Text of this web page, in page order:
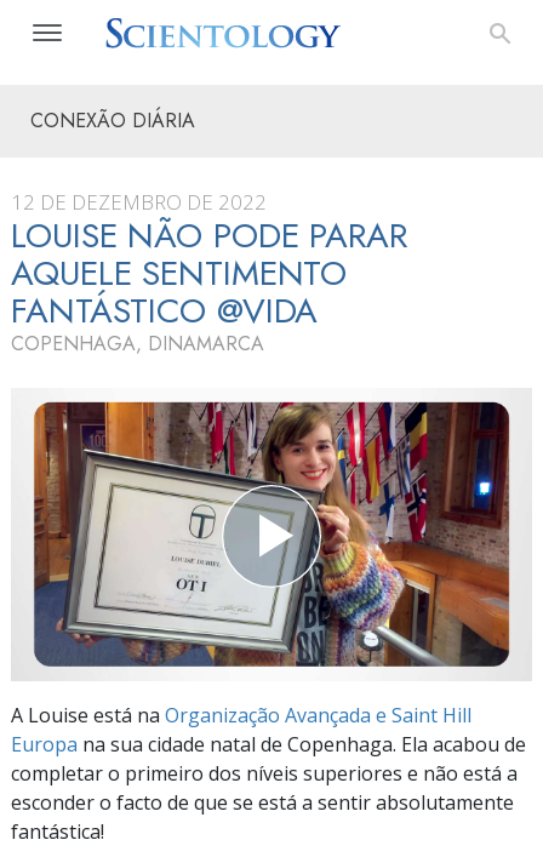
CONEXÃO DIÁRIA
12 DE DEZEMBRO DE 2022
LOUISE NÃO PODE PARAR
AQUELE SENTIMENTO
FANTÁSTICO @VIDA
COPENHAGA, DINAMARCA
A Louise está na Organização Avançada e Saint Hill
Europa na sua cidade natal de Copenhaga. Ela acabou de
completar o primeiro dos níveis superiores e não está a
esconder o facto de que se está a sentir absolutamente
fantástica!